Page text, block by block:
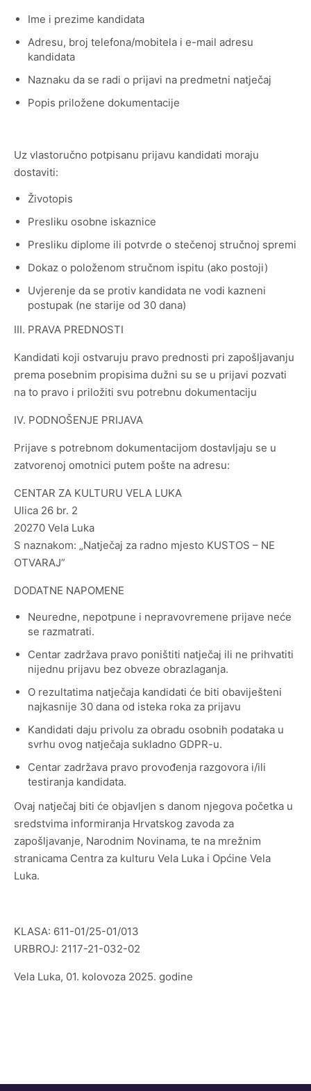
Ime i prezime kandidata
Adresu, broj telefona/mobitela i e-mail adresu
kandidata
Naznaku da se radi o prijavi na predmetni natječaj
Popis priložene dokumentacije
Uz vlastoručno potpisanu prijavu kandidati moraju
dostaviti:
Životopis
Presliku osobne iskaznice
Presliku diplome ili potvrde o stečenoj stručnoj spremi
Dokaz o položenom stručnom ispitu (ako postoji)
Uvjerenje da se protiv kandidata ne vodi kazneni
postupak (ne starije od 30 dana)
III. PRAVA PREDNOSTI
Kandidati koji ostvaruju pravo prednosti pri zapošljavanju
prema posebnim propisima dužni su se u prijavi pozvati
na to pravo i priložiti svu potrebnu dokumentaciju
IV. PODNOŠENJE PRIJAVA
Prijave s potrebnom dokumentacijom dostavljaju se u
zatvorenoj omotnici putem pošte na adresu:
CENTAR ZA KULTURU VELA LUKA
Ulica 26 br. 2
20270 Vela Luka
S naznakom: „Natječaj za radno mjesto KUSTOS – NE
OTVARAJ”
DODATNE NAPOMENE
Neuredne, nepotpune i nepravovremene prijave neće
se razmatrati.
Centar zadržava pravo poništiti natječaj ili ne prihvatiti
nijednu prijavu bez obveze obrazlaganja.
O rezultatima natječaja kandidati će biti obaviješteni
najkasnije 30 dana od isteka roka za prijavu
Kandidati daju privolu za obradu osobnih podataka u
svrhu ovog natječaja sukladno GDPR-u.
Centar zadržava pravo provođenja razgovora i/ili
testiranja kandidata.
Ovaj natječaj biti će objavljen s danom njegova početka u
sredstvima informiranja Hrvatskog zavoda za
zapošljavanje, Narodnim Novinama, te na mrežnim
stranicama Centra za kulturu Vela Luka i Općine Vela
Luka.
KLASA: 611-01/25-01/013
URBROJ: 2117-21-032-02
Vela Luka, 01. kolovoza 2025. godine